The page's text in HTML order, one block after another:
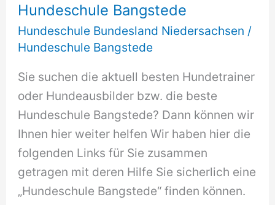
Hundeschule Bangstede
Hundeschule Bundesland Niedersachsen /
Hundeschule Bangstede
Sie suchen die aktuell besten Hundetrainer
oder Hundeausbilder bzw. die beste
Hundeschule Bangstede? Dann können wir
Ihnen hier weiter helfen Wir haben hier die
folgenden Links für Sie zusammen
getragen mit deren Hilfe Sie sicherlich eine
„Hundeschule Bangstede“ finden können.